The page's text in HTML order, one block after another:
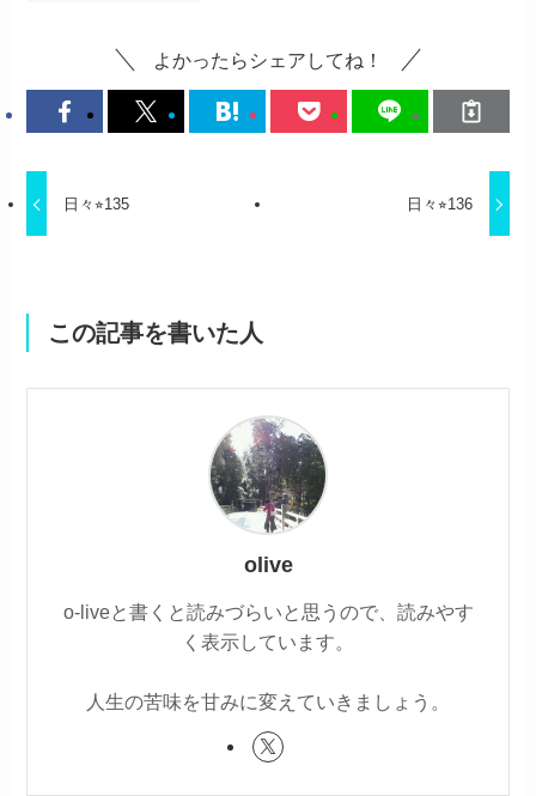
よかったらシェアしてね！
日々⭐︎135 日々⭐︎136
この記事を書いた人
olive
o-liveと書くと読みづらいと思うので、読みやす
く表示しています。
人生の苦味を甘みに変えていきましょう。